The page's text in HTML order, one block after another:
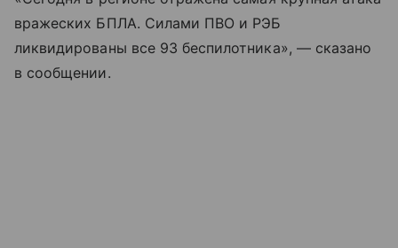
вражеских БПЛА. Силами ПВО и РЭБ
ликвидированы все 93 беспилотника», — сказано
в сообщении.